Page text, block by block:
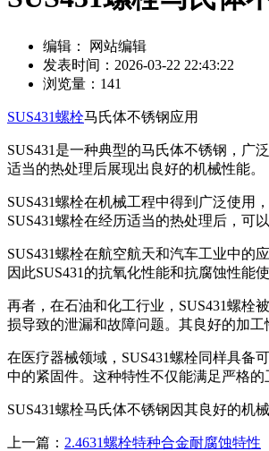
编辑： 网站编辑
发表时间：2026-03-22 22:43:22
浏览量：141
SUS431螺栓马氏体不锈钢应用
SUS431是一种典型的马氏体不锈钢，广
适当的热处理后展现出良好的机械性能。
SUS431螺栓在机械工程中得到广泛使用
SUS431螺栓在经历适当的热处理后，可
SUS431螺栓在航空航天和汽车工业中的
因此SUS431的抗氧化性能和抗腐蚀性能
再者，在石油和化工行业，SUS431螺栓
损导致的泄漏和故障问题。其良好的加
在医疗器械领域，SUS431螺栓同样具备
中的紧固件。这种特性不仅能满足严格
SUS431螺栓马氏体不锈钢因其良好的机
上一篇： 2.4631螺栓特种合金耐腐蚀特性